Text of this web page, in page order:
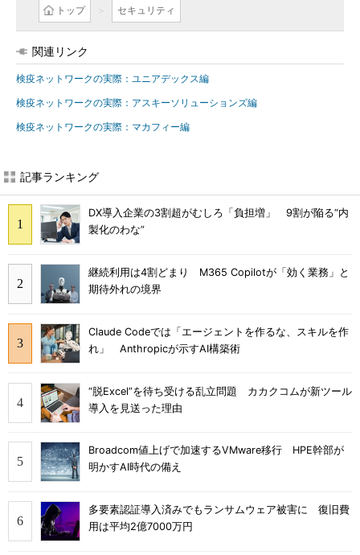
トップ セキュリティ
関連リンク
検疫ネットワークの実際：ユニアデックス編
検疫ネットワークの実際：アスキーソリューションズ編
検疫ネットワークの実際：マカフィー編
記事ランキング
DX導入企業の3割超がむしろ「負担増」 9割が陥る“内
製化のわな”
継続利用は4割どまり M365 Copilotが「効く業務」と
期待外れの境界
Claude Codeでは「エージェントを作るな、スキルを作
れ」 Anthropicが示すAI構築術
“脱Excel”を待ち受ける乱立問題 カカクコムが新ツール
導入を見送った理由
Broadcom値上げで加速するVMware移行 HPE幹部が
明かすAI時代の備え
多要素認証導入済みでもランサムウェア被害に 復旧費
用は平均2億7000万円